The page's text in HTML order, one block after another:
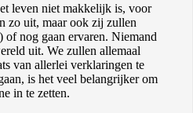
leven niet makkelijk is, voor
zo uit, maar ook zij zullen
of nog gaan ervaren. Niemand
uit. We zullen allemaal
van allerlei verklaringen te
is het veel belangrijker om
in te zetten.